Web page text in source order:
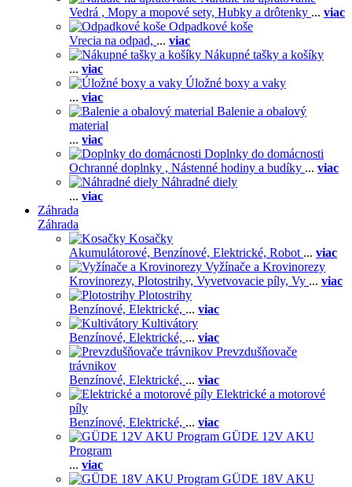
Vedrá , Mopy a mopové sety, Hubky a drôtenky ... viac
Odpadkové koše
Vrecia na odpad, ... viac
Nákupné tašky a košíky
... viac
Úložné boxy a vaky
... viac
Balenie a obalový
material
... viac
Doplnky do domácnosti
Ochranné doplnky , Nástenné hodiny a budíky ... viac
Náhradné diely
... viac
Záhrada
Záhrada
Kosačky
Akumulátorové, Benzínové, Elektrické, Robot ... viac
Vyžínače a Krovinorezy
Krovinorezy, Plotostrihy, Vyvetvovacie píly, Vy ... viac
Plotostrihy
Benzínové, Elektrické, ... viac
Kultivátory
Benzínové, Elektrické, ... viac
Prevzdušňovače
trávnikov
Benzínové, Elektrické, ... viac
Elektrické a motorové
píly
Benzínové, Elektrické, ... viac
GÜDE 12V AKU
Program
... viac
GÜDE 18V AKU